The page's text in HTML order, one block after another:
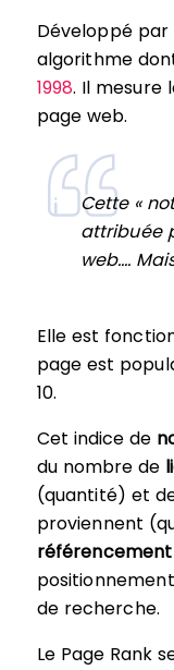
Développé par
algorithme
1998. Il mesure
page web.
Cette «
attribuée
web….
Elle est
page est
10.
Cet indice de
du nombre de
(quantité) et
proviennent
de recherche.
Le Page Rank